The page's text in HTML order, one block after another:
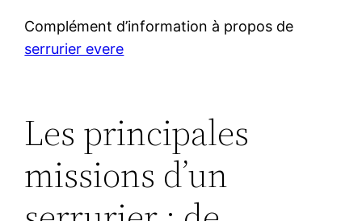
Complément d’information à propos de
serrurier evere
Les principales
missions d’un